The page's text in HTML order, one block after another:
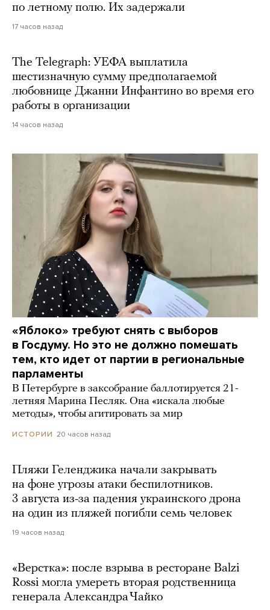
по летному полю. Их задержали
17 часов назад
The Telegraph: УЕФА выплатила
шестизначную сумму предполагаемой
любовнице Джанни Инфантино во время его
работы в организации
14 часов назад
«Яблоко» требуют снять с выборов
в Госдуму. Но это не должно помешать
тем, кто идет от партии в региональные
парламенты
В Петербурге в заксобрание баллотируется 21-
летняя Марина Песляк. Она «искала любые
методы», чтобы агитировать за мир
ИСТОРИИ 20 часов назад
Пляжи Геленджика начали закрывать
на фоне угрозы атаки беспилотников.
3 августа из-за падения украинского дрона
на один из пляжей погибли семь человек
19 часов назад
«Верстка»: после взрыва в ресторане Balzi
Rossi могла умереть вторая родственница
генерала Александра Чайко